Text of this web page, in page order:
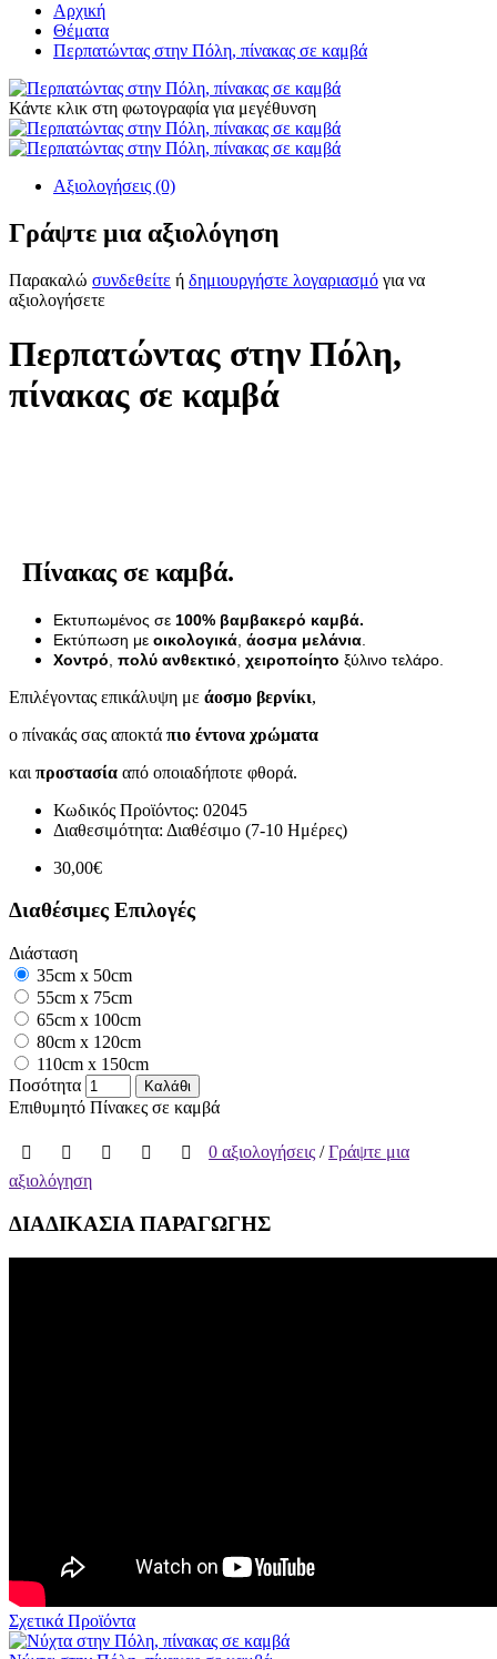
Αρχική
Θέματα
Περπατώντας στην Πόλη, πίνακας σε καμβά
Κάντε κλικ στη φωτογραφία για μεγέθυνση
Αξιολογήσεις (0)
Γράψτε μια αξιολόγηση
Παρακαλώ συνδεθείτε ή δημιουργήστε λογαριασμό για να
αξιολογήσετε
Περπατώντας στην Πόλη,
πίνακας σε καμβά
Πίνακας σε καμβά.
Εκτυπωμένος σε 100% βαμβακερό καμβά.
Εκτύπωση με οικολογικά άοσμα μελάνια
Χοντρό πολύ ανθεκτικό χειροποίητο ξύλινο τελάρο.
Επιλέγοντας επικάλυψη με άοσμο βερνίκι,
ο πίνακάς σας αποκτά πιο έντονα χρώματα
και προστασία από οποιαδήποτε φθορά.
Κωδικός Προϊόντος: 02045
Διαθεσιμότητα: Διαθέσιμο (7-10 Ημέρες)
30,00€
Διαθέσιμες Επιλογές
Διάσταση
35cm x 50cm
55cm x 75cm
65cm x 100cm
80cm x 120cm
110cm x 150cm
Ποσότητα
Καλάθι
Επιθυμητό Πίνακες σε καμβά
0 αξιολογήσεις /Γράψτε μια
αξιολόγηση
ΔΙΑΔΙΚΑΣΙΑ ΠΑΡΑΓΩΓΗΣ
Σχετικά Προϊόντα